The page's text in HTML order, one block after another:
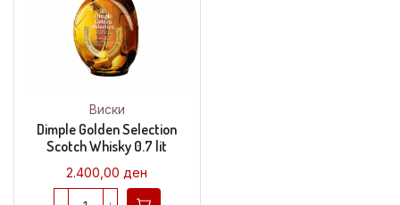
Виски
Dimple Golden Selection
Scotch Whisky 0.7 lit
2.400,00 ден